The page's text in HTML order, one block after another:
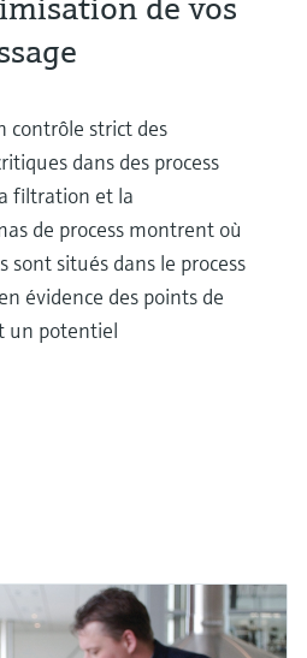
contrôle strict des
dans des process
filtration et la
de process montrent où
situés dans le process
évidence des points de
un potentiel